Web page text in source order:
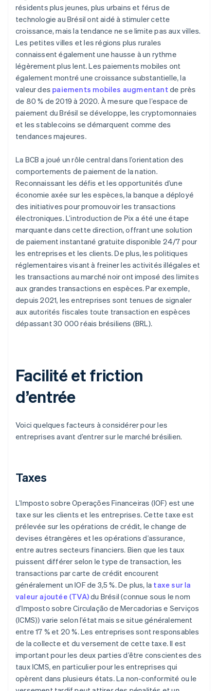
résidents plus jeunes, plus urbains et férus de
technologie au Brésil ont aidé à stimuler cette
croissance, mais la tendance ne se limite pas aux villes.
Les petites villes et les régions plus rurales
connaissent également une hausse à un rythme
légèrement plus lent. Les paiements mobiles ont
également montré une croissance substantielle, la
valeur des paiements mobiles augmentant de près
de 80 % de 2019 à 2020. À mesure que l’espace de
paiement du Brésil se développe, les cryptomonnaies
et les stablecoins se démarquent comme des
tendances majeures.
La BCB a joué un rôle central dans l’orientation des
comportements de paiement de la nation.
Reconnaissant les défis et les opportunités d’une
économie axée sur les espèces, la banque a déployé
des initiatives pour promouvoir les transactions
électroniques. L’introduction de Pix a été une étape
marquante dans cette direction, offrant une solution
de paiement instantané gratuite disponible 24/7 pour
les entreprises et les clients. De plus, les politiques
réglementaires visant à freiner les activités illégales et
les transactions au marché noir ont imposé des limites
aux grandes transactions en espèces. Par exemple,
depuis 2021, les entreprises sont tenues de signaler
aux autorités fiscales toute transaction en espèces
dépassant 30 000 réais brésiliens (BRL).
Facilité et friction
d’entrée
Voici quelques facteurs à considérer pour les
entreprises avant d’entrer sur le marché brésilien.
Taxes
L’Imposto sobre Operações Financeiras (IOF) est une
taxe sur les clients et les entreprises. Cette taxe est
prélevée sur les opérations de crédit, le change de
devises étrangères et les opérations d’assurance,
entre autres secteurs financiers. Bien que les taux
puissent différer selon le type de transaction, les
transactions par carte de crédit encourent
généralement un IOF de 3,5 %. De plus, la taxe sur la
valeur ajoutée (TVA)du Brésil (connue sous le nom
d’Imposto sobre Circulação de Mercadorias e Serviços
(ICMS)) varie selon l’état mais se situe généralement
entre 17 % et 20 %. Les entreprises sont responsables
de la collecte et du versement de cette taxe. Il est
important pour les deux parties d’être conscientes des
taux ICMS, en particulier pour les entreprises qui
opèrent dans plusieurs états. La non-conformité ou le